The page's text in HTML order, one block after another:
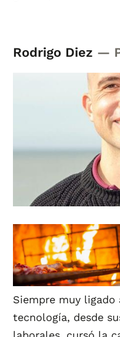
Rodrigo Diez —
Siempre muy
tecnología, desde